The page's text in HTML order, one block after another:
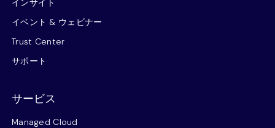
インサイト
イベント & ウェビナー
Trust Center
サポート
サービス
Managed Cloud